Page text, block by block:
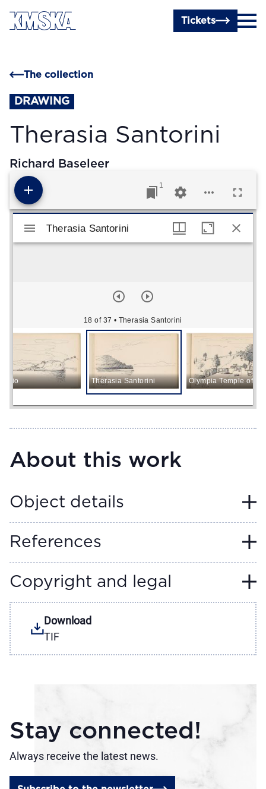
Skip to main content
Tickets
The collection
DRAWING
Therasia Santorini
Richard Baseleer
1
Mirador viewer
Therasia Santorini
18 of 37 • Therasia Santorini
Therasia Santorini Olympia Temple of
Therasia Santorini
About this work
Object details
References
Copyright and legal
Download
TIF
Stay connected!
Always receive the latest news.